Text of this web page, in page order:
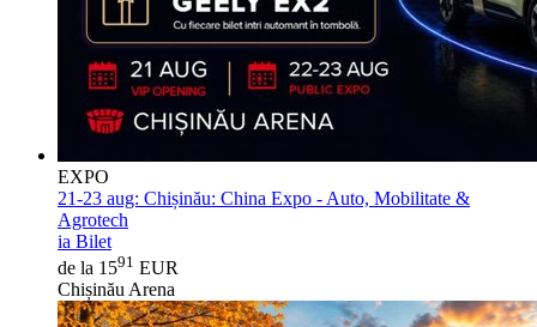
EXPO
21-23 aug: Chișinău: China Expo - Auto, Mobilitate &
Agrotech
ia Bilet
de la 1591 EUR
Chișinău Arena